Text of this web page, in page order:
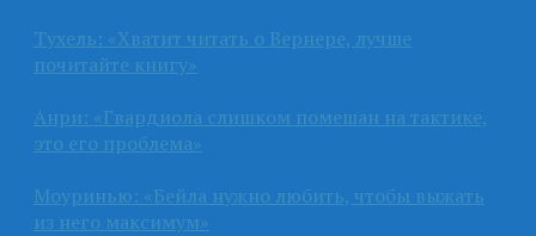
Тухель: «Хватит читать о Вернере, лучше
почитайте книгу»
Анри: «Гвардиола слишком помешан на тактике,
это его проблема»
Моуринью: «Бейла нужно любить, чтобы выжать
из него максимум»